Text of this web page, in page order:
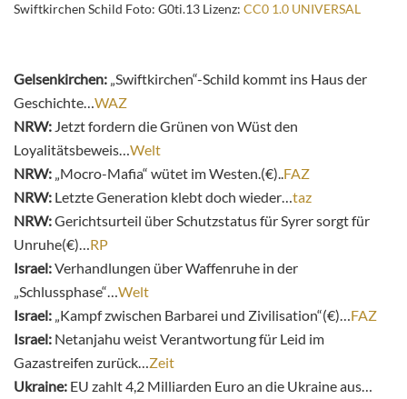
Swiftkirchen Schild Foto: G0ti.13 Lizenz: CC0 1.0 UNIVERSAL
Gelsenkirchen: „Swiftkirchen“-Schild kommt ins Haus der
Geschichte…WAZ
NRW: Jetzt fordern die Grünen von Wüst den
Loyalitätsbeweis…Welt
NRW: „Mocro-Mafia“ wütet im Westen.(€)..FAZ
NRW: Letzte Generation klebt doch wieder…taz
NRW:Gerichtsurteil über Schutzstatus für Syrer sorgt für
Unruhe(€)…RP
Israel:Verhandlungen über Waffenruhe in der
„Schlussphase“…Welt
Israel: „Kampf zwischen Barbarei und Zivilisation“(€)…FAZ
Israel: Netanjahu weist Verantwortung für Leid im
Gazastreifen zurück…Zeit
Ukraine: EU zahlt 4,2 Milliarden Euro an die Ukraine aus…